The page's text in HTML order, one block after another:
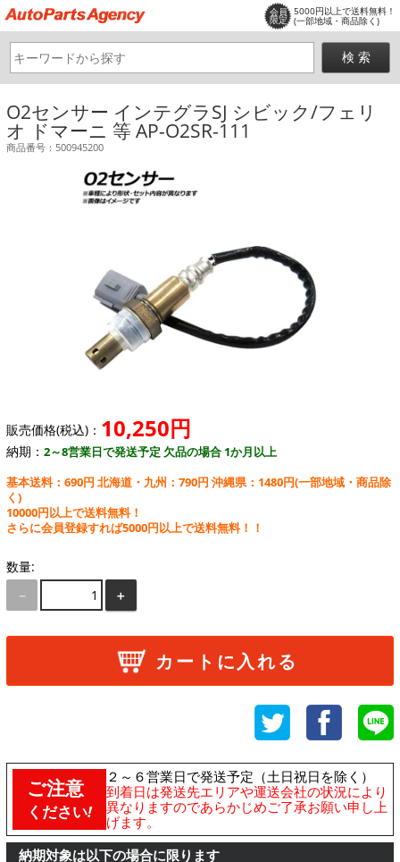
会員
限定
5000円以上で送料無料！
(一部地域・商品除く)
O2センサー インテグラSJ シビック/フェリ
オ ドマーニ 等 AP-O2SR-111
商品番号：500945200
販売価格(税込)： 10,250円
納期： 2～8営業日で発送予定 欠品の場合 1か月以上
基本送料：690円 北海道・九州：790円 沖縄県：1480円(一部地域・商品除
く)
10000円以上で送料無料！
さらに会員登録すれば5000円以上で送料無料！！
数量:
－
＋
カートに入れる
ご注意
ください!
２～６営業日で発送予定（土日祝日を除く）
到着日は発送先エリアや運送会社の状況により
異なりますのであらかじめご了承お願い申し上
げます。
納期対象は以下の場合に限ります